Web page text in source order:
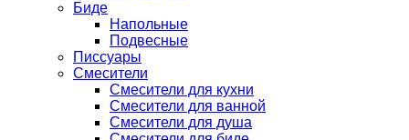
Биде
Напольные
Подвесные
Писсуары
Смесители
Смесители для кухни
Смесители для ванной
Смесители для душа